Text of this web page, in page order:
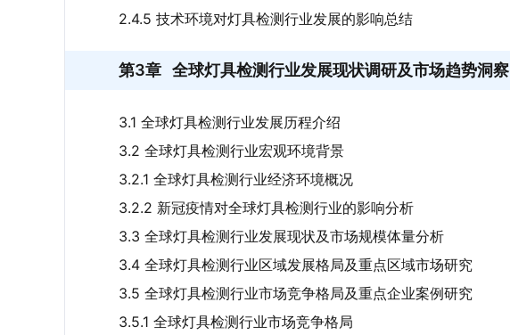
2.4.5 技术环境对灯具检测行业发展的影响总结
第3章 全球灯具检测行业发展现状调研及市场趋势洞察
3.1 全球灯具检测行业发展历程介绍
3.2 全球灯具检测行业宏观环境背景
3.2.1 全球灯具检测行业经济环境概况
3.2.2 新冠疫情对全球灯具检测行业的影响分析
3.3 全球灯具检测行业发展现状及市场规模体量分析
3.4 全球灯具检测行业区域发展格局及重点区域市场研究
3.5 全球灯具检测行业市场竞争格局及重点企业案例研究
3.5.1 全球灯具检测行业市场竞争格局